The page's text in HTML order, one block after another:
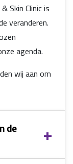
Skin Clinic is
veranderen.
agenda.
wij aan om
de